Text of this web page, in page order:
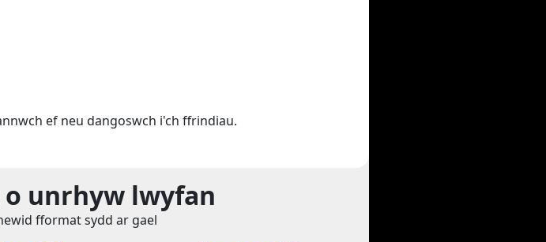
ef neu dangoswch i'ch ffrindiau.
unrhyw lwyfan
fformat sydd ar gael